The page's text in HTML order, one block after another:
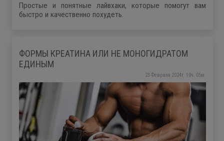
Простые и понятные лайвхаки, которые помогут вам
быстро и качественно похудеть.
ФОРМЫ КРЕАТИНА ИЛИ НЕ МОНОГИДРАТОМ
ЕДИНЫМ
23 Февраля 2024г. 10ч. 05м.